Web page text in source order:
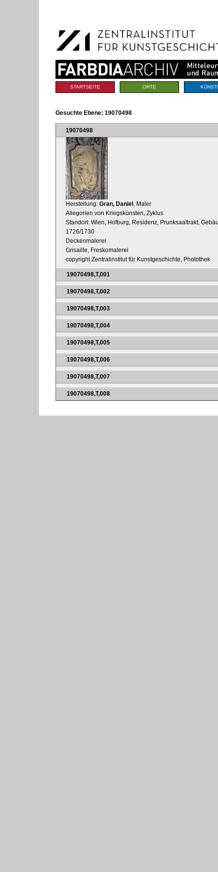
Navigation
Sektionen
STARTSEITE ORTE
Gesuchte Ebene: 19070498
19070498
Herstellung: Gran, Daniel , Maler
Allegorien von Kriegskünsten, Zyklus
Standort: Wien, Hofburg, Residenz, Prunksaaltrakt,
1726/1730
Deckenmalerei
Grisaille, Freskomalerei
copyright Zentralinstitut für Kunstgeschichte, Photothek
19070498,T,001
19070498,T,002
19070498,T,003
19070498,T,004
19070498,T,005
19070498,T,006
19070498,T,007
19070498,T,008